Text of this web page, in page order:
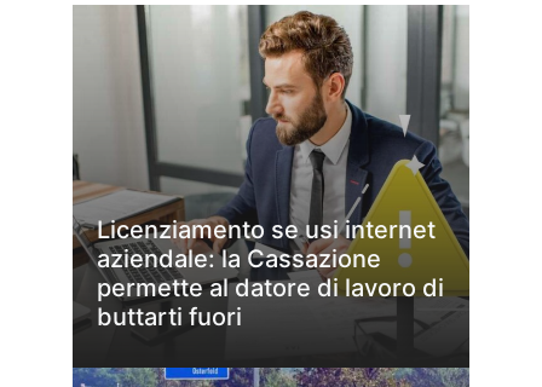
Licenziamento se usi internet
aziendale: la Cassazione
permette al datore di lavoro di
buttarti fuori